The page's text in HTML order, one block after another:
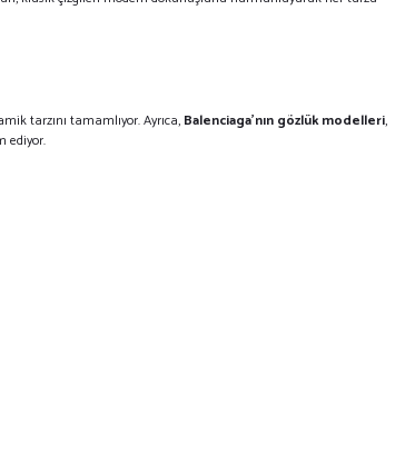
tarzını tamamlıyor. Ayrıca, Balenciaga'nın gözlük modelleri,
ediyor.